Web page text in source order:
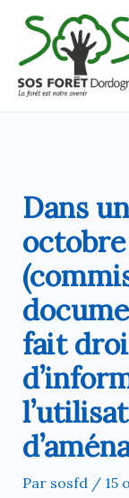
contenu
Dans
octobre
fait
Par sosfd / 15